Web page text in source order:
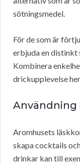
sötningsmedel.
För de som är
erbjuda en distinkt
Kombinera
drickupplevelse
Användning
Aromhusets
skapa cocktails
drinkar kan till